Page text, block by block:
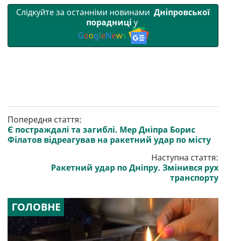
Слідкуйте за останніми новинами Дніпровської
порадниці у
GoogleNews
Попередня стаття:
Є постраждалі та загиблі. Мер Дніпра Борис
Філатов відреагував на ракетний удар по місту
Наступна стаття:
Ракетний удар по Дніпру. Змінився рух
транспорту
ГОЛОВНЕ